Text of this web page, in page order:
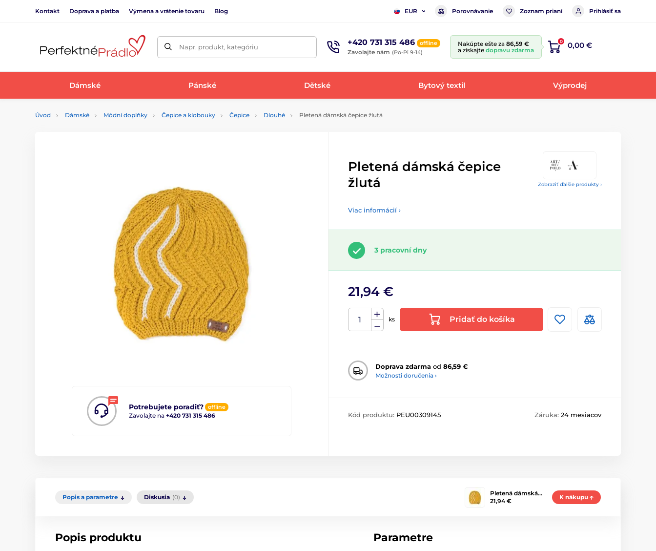
Kontakt Doprava a platba Výmena a vrátenie tovaru Blog EUR Porovnávanie Zoznam prianí Prihlásiť sa
Napr. produkt, kategóriu +420 731 315 486 offline
Zavolajte nám (Po-Pi 9-14)
Nakúpte ešte za 86,59 €
a získajte dopravu zdarma
0 0,00 €
Dámské Pánské Dětské Bytový textil Výprodej
Úvod Dámské Módní doplňky Čepice a klobouky Čepice Dlouhé Pletená dámská čepice žlutá
Zobraziť ďalšie produkty ›
Potrebujete poradiť? offline
Zavolajte na +420 731 315 486
Pletená dámská čepice
žlutá
Viac informácií ›
3 pracovní dny
21,94 €
ks Pridať do košíka
Doprava zdarma od 86,59 €
Možnosti doručenia ›
Kód produktu: PEU00309145 Záruka: 24 mesiacov
Popis a parametre Diskusia (0)
Pletená dámská…
21,94 €
K nákupu
Popis produktu Parametre